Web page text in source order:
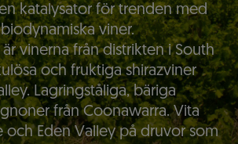
katalysator för trenden med
viner.
vinerna från distrikten i South
och fruktiga shirazviner
Lagringståliga, bäriga
från Coonawarra. Vita
och Eden Valley på druvor som